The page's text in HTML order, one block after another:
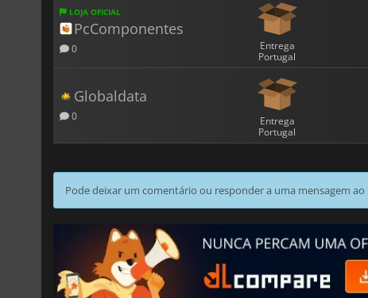
LOJA OFICIAL
PcComponentes
0
Entrega
Portugal
Globaldata
0
Entrega
Portugal
Pode deixar um comentário ou responder a uma mensagem ao